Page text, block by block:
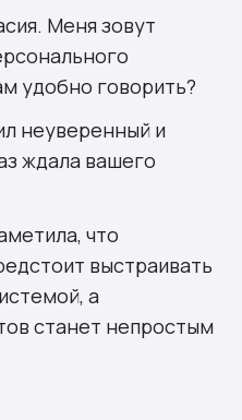
Меня зовут
удобно говорить?
неуверенный и
ждала вашего
что
выстраивать
а
станет непростым